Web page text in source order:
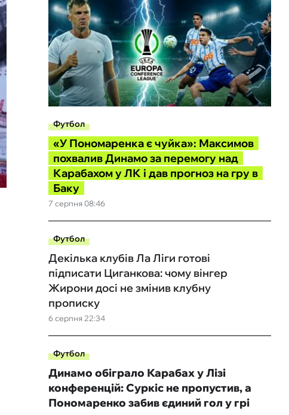
Футбол
7 серпня 08:46
«У Пономаренка є чуйка»: Максимов
похвалив Динамо за перемогу над
Карабахом у ЛК і дав прогноз на гру в
Баку
Футбол
6 серпня 22:34
Декілька клубів Ла Ліги готові
підписати Циганкова: чому вінгер
Жирони досі не змінив клубну
прописку
Футбол
Динамо обіграло Карабах у Лізі
конференцій: Суркіс не пропустив, а
Пономаренко забив єдиний гол у грі